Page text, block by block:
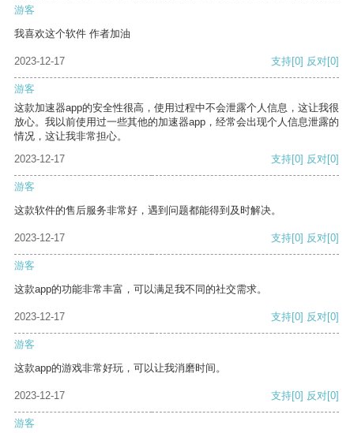
游客
我喜欢这个软件 作者加油
2023-12-17 支持[0] 反对[0]
游客
这款加速器app的安全性很高，使用过程中不会泄露个人信息，这让我很
放心。我以前使用过一些其他的加速器app，经常会出现个人信息泄露的
情况，这让我非常担心。
2023-12-17
支持[0] 反对[0]
游客
这款软件的售后服务非常好，遇到问题都能得到及时解决。
2023-12-17 支持[0] 反对[0]
游客
这款app的功能非常丰富，可以满足我不同的社交需求。
2023-12-17 支持[0] 反对[0]
游客
这款app的游戏非常好玩，可以让我消磨时间。
2023-12-17 支持[0] 反对[0]
游客